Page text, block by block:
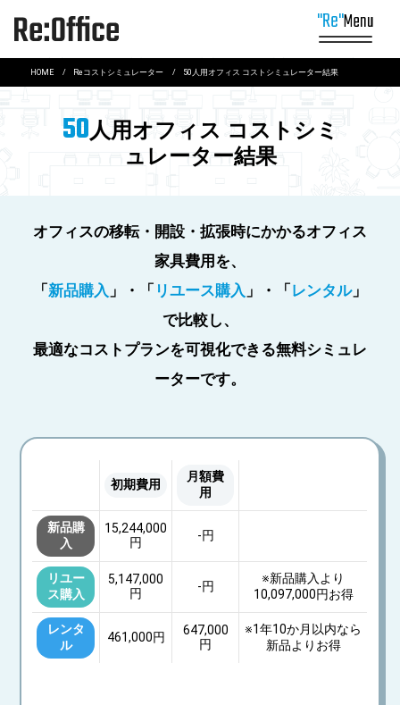
”Re”オフィスとは？
Rental
Reuse 中古オフィス家具を活用する
オフィス家具を長く使う
Reduce オフィス家具の廃棄物を減らす
HOME Reコストシミュレーター 50人用オフィス コストシミュレーター結果
50人用オフィス コストシミ
ュレーター結果
オフィスの移転・開設・拡張時にかかるオフィス
家具費用を、
「 新品購入 」・「 リユース購入 」・「 レンタル」
で比較し、
最適なコストプランを可視化できる無料シミュレ
ーターです。
初期費用
月額費
用
新品購
入
15,244,000
円
-円
リユー
ス購入
5,147,000
円
-円
※新品購入より
10,097,000円お得
レンタ
ル
461,000円
647,000
円
※1年10か月 以内なら
新品よりお得